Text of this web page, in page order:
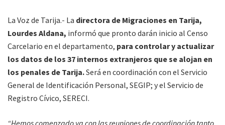
La Voz de Tarija.- La directora de Migraciones en Tarija,
Lourdes Aldana, informó que pronto darán inicio al Censo
Carcelario en el departamento, para controlar y actualizar
los datos de los 37 internos extranjeros que se alojan en
los penales de Tarija.Será en coordinación con el Servicio
General de Identificación Personal, SEGIP; y el Servicio de
Registro Cívico, SERECI.